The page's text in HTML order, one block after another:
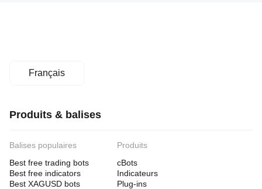
Français
Produits & balises
Balises populaires
Best free trading bots
Best free indicators
Best XAGUSD bots
Produits
cBots
Indicateurs
Plug-ins